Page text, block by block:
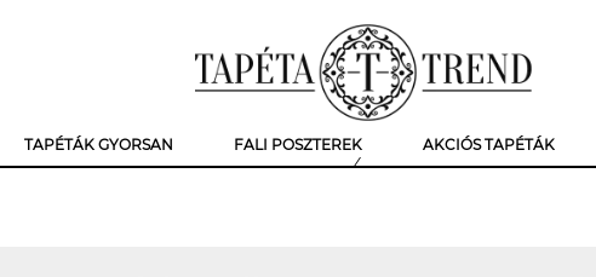
TAPÉTÁK GYORSAN FALI POSZTEREK AKCIÓS TAPÉTÁK